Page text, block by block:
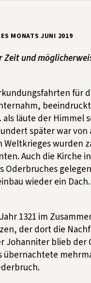
MONATS JUNI 2019
Zeit und
für
läute der Himmel
später war
wurden
Auch die Kirche
Oderbruches
wieder ein
1321 im
der dort die
blieb der